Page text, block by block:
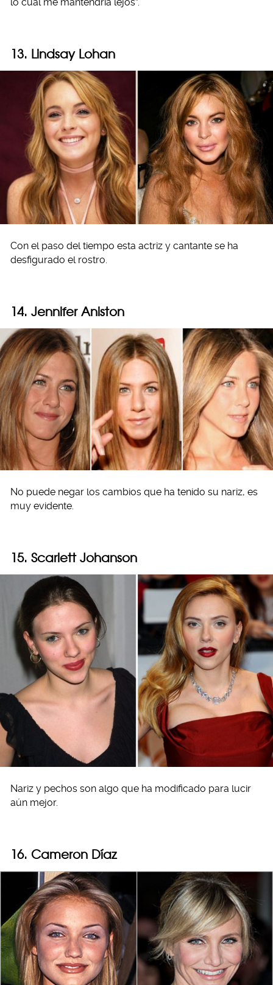
13. Lindsay Lohan
Con el paso del tiempo esta actriz y cantante se ha
desfigurado el rostro.
14. Jennifer Aniston
No puede negar los cambios que ha tenido su nariz, es
muy evidente.
15. Scarlett Johanson
Nariz y pechos son algo que ha modificado para lucir
aún mejor.
16. Cameron Díaz